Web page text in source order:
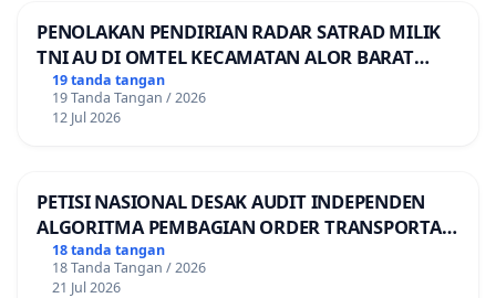
PENOLAKAN PENDIRIAN RADAR SATRAD MILIK
TNI AU DI OMTEL KECAMATAN ALOR BARAT
LAUT, KABUPATEN ALOR
19 tanda tangan
19 Tanda Tangan / 2026
12 Jul 2026
PETISI NASIONAL DESAK AUDIT INDEPENDEN
ALGORITMA PEMBAGIAN ORDER TRANSPORTASI
ONLINE
18 tanda tangan
18 Tanda Tangan / 2026
21 Jul 2026